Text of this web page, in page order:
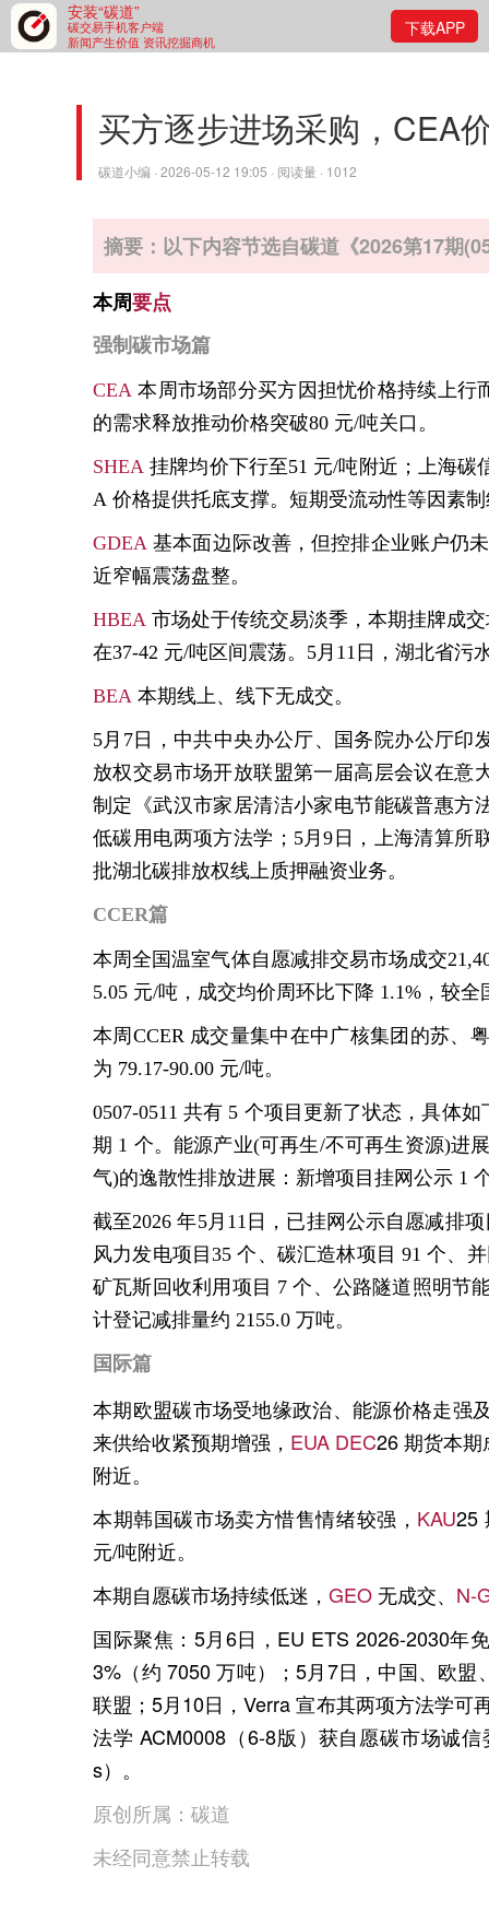
安装“碳道”
碳交易手机客户端
新闻产生价值 资讯挖掘商机
下载APP
买方逐步进场采购，CEA
碳道小编 · 2026-05-12 19:05 · 阅读量 · 1012
摘要：以下内容节选自碳道《2026第17期
本周要点
强制碳市场篇
CEA 本周 市场部分买方因担忧价格持续上行
的需求释放推动价格突破80 元/吨关口 。
SHEA 挂牌均价下行至51 元/吨附近；上海碳
A 价格提供托底支撑。短期受流动性等因素
GDEA 基本面边际改善，但控排企业账户仍
近窄幅震荡盘整。
HBEA 市场处于传统交易淡季，本期挂牌成
在37-42 元/吨区间震荡。 5月 11 日，湖北省污
BEA 本期线上、线下无成交。
5月 7日，中共中央办公厅、国务院办公厅印
放权交易市场开放联盟第一届高层会议在意
制定《武汉市家居清洁小家电节能碳普惠方
低碳用电两项方法学； 5月9 日，上海清算所
批湖北碳排放权线上质押融资业务。
CCER篇
本周全 国温室气体自愿减排交易市场成交
5.05 元/吨，成交均价周环比下降 1.1% ，较
本周 CCER 成交量集中在中广核集团的苏、
为 79.17-90.00 元/吨。
0507-0511共有 5 个项目更新了状态，具体
期 1 个。能源产业(可再生/不可再生资源)进
气)的逸散性排放进展：新增项目挂网公示 1
截至2026年5月 11 日，已挂网公示自愿减排
风力发电项目35个、碳汇造林项目91个、
矿瓦斯回收利用项目 7个、公路隧道照明节
计登记减排量约 2155.0 万吨。
国 际篇
本期欧盟碳市场受地缘政治、能源价格走强
来供给收紧预期增强， EUA DEC26期货本
附近。
本期韩国碳市场卖方惜售情绪较强， KAU25
元/吨附近。
本期自愿碳市场持续低迷， GEO 无成交、 N-
国际聚焦： 5月6日， EU ETS 2026-2030年
3% （约7050万吨）；5月7日，中国、欧盟
联盟；5月10日，Verra宣布其两项方法学可
法学ACM0008 （6-8版）获自愿碳市场诚
s）。
原创所属：碳道
未经同意禁止转载